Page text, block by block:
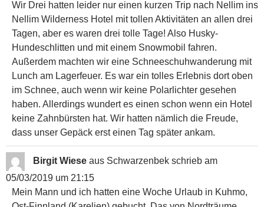
Wir Drei hatten leider nur einen kurzen Trip nach Nellim ins
Nellim Wilderness Hotel mit tollen Aktivitäten an allen drei
Tagen, aber es waren drei tolle Tage! Also Husky-
Hundeschlitten und mit einem Snowmobil fahren.
Außerdem machten wir eine Schneeschuhwanderung mit
Lunch am Lagerfeuer. Es war ein tolles Erlebnis dort oben
im Schnee, auch wenn wir keine Polarlichter gesehen
haben. Allerdings wundert es einen schon wenn ein Hotel
keine Zahnbürsten hat. Wir hatten nämlich die Freude,
dass unser Gepäck erst einen Tag später ankam.
Birgit Wiese aus Schwarzenbek schrieb am
05/03/2019 um 21:15
Mein Mann und ich hatten eine Woche Urlaub in Kuhmo,